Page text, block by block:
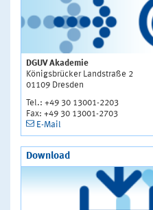
DGUV Akademie
Königsbrücker Landstraße 2
01109 Dresden
Tel.: +49 30 13001-2203
Fax: +49 30 13001-2703
E-Mail
Download